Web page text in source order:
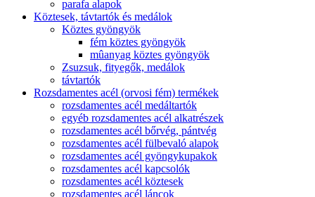
parafa alapok
Köztesek, távtartók és medálok
Köztes gyöngyök
fém köztes gyöngyök
mûanyag köztes gyöngyök
Zsuzsuk, fityegők, medálok
távtartók
Rozsdamentes acél (orvosi fém) termékek
rozsdamentes acél medáltartók
egyéb rozsdamentes acél alkatrészek
rozsdamentes acél bőrvég, pántvég
rozsdamentes acél fülbevaló alapok
rozsdamentes acél gyöngykupakok
rozsdamentes acél kapcsolók
rozsdamentes acél köztesek
rozsdamentes acél láncok